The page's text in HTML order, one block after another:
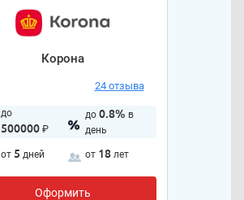
Корона
24 отзыва
до
500000₽
до 0.8% в
день
от 5 дней от 18 лет
Оформить